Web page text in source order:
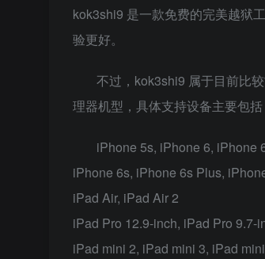
kok3shi9 是一款免费的完美越狱
验更好。
不过，kok3shi9 属于目前比
理器机型，具体支持设备主要包括
iPhone 5s, iPhone 6, iPhone
iPhone 6s, iPhone 6s Plus,
iPad Air, iPad Air 2
iPad Pro 12.9-inch, iPad Pro 9.7-
iPad mini 2, iPad mini 3, iPad